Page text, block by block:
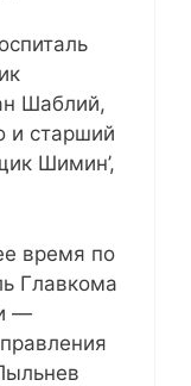
Шаблий,
и старший
Шимин’,
время по
Главкома
—